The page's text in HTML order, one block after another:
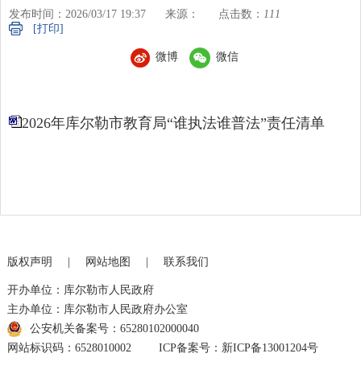
发布时间：2026/03/17 19:37 来源： 点击数： 111
[打印]
微博 微信
2026年库尔勒市教育局“谁执法谁普法”责任清单
版权声明 | 网站地图 | 联系我们
开办单位：库尔勒市人民政府
主办单位：库尔勒市人民政府办公室
公安机关备案号：65280102000040
网站标识码：6528010002
ICP备案号：新ICP备13001204号